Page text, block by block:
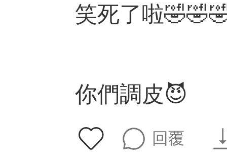
笑死了啦
你們調皮😈
回覆